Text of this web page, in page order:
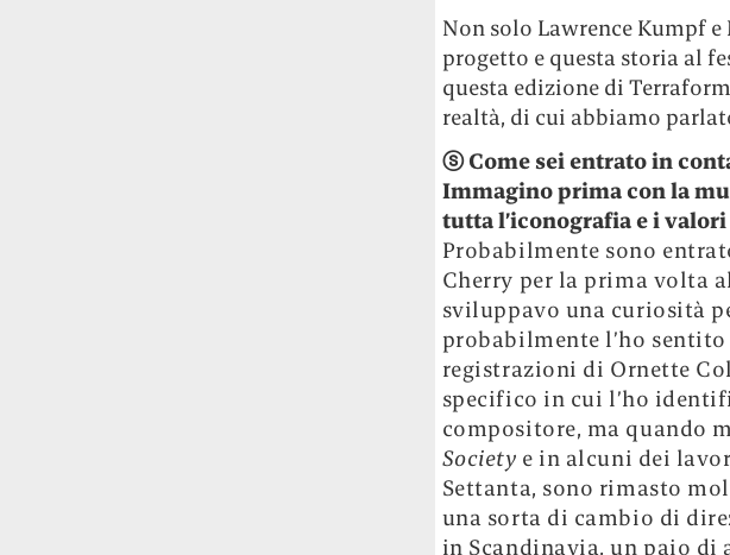
Non solo Lawrence Kumpf
progetto e questa storia al
questa edizione di
realtà, di cui abbiamo
ⓢCome sei entrato in
Immagino prima con la
tutta l’iconografia e i
Probabilmente sono
Cherry per la prima volta
sviluppavo una curiosità
probabilmente l’ho
registrazioni di Ornette
specifico in cui l’ho
compositore, ma quando
Society e in alcuni dei
Settanta, sono rimasto
una sorta di cambio di
in Scandinavia, un paio di